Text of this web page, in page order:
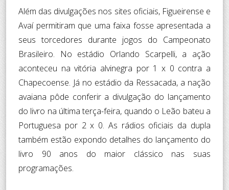
Além das divulgações nos sites oficiais, Figueirense e
Avaí permitiram que uma faixa fosse apresentada a
seus torcedores durante jogos do Campeonato
Brasileiro. No estádio Orlando Scarpelli, a ação
aconteceu na vitória alvinegra por 1 x 0 contra a
Chapecoense. Já no estádio da Ressacada, a nação
avaiana pôde conferir a divulgação do lançamento
do livro na última terça-feira, quando o Leão bateu a
Portuguesa por 2 x 0. As rádios oficiais da dupla
também estão expondo detalhes do lançamento do
livro 90 anos do maior clássico nas suas
programações.